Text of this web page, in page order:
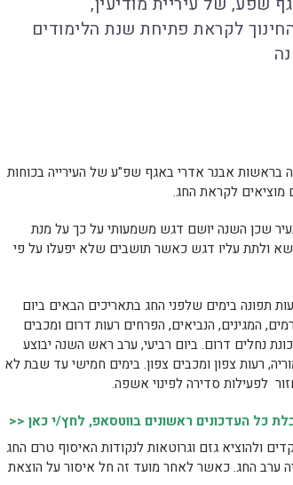
לקראת פתיחת שנת הלימודים
בראשות אבנר אדרי באגף שפ"ע של העירייה בכוחות
מוציאים לקראת החג.
שכן השנה יושם דגש משמעותי על כך על מנת
ולתת עליו דגש כאשר תושבים שלא יפעלו על פי
תפונה בימים שלפני החג בתאריכים הבאים ביום
הכרמים, המגינים, הנביאים, הפרחים רעות דרום ומכבים
נחלים דרום. ביום רביעי, ערב ראש השנה יבוצע
רעות צפון ומכבים צפון. בימים חמישי עד שבת לא
כל העדכונים ראשונים בווטסאפ, לחץ/י כאן <<
ולהוציא גזם וגרוטאות לנקודות האיסוף טרם החג
להשאיר עיר נקייה ערב החג. כאשר לאחר מועד זה חל איסור על הוצאת